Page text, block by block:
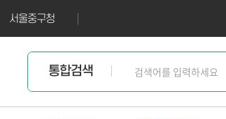
서울중구청
통합검색